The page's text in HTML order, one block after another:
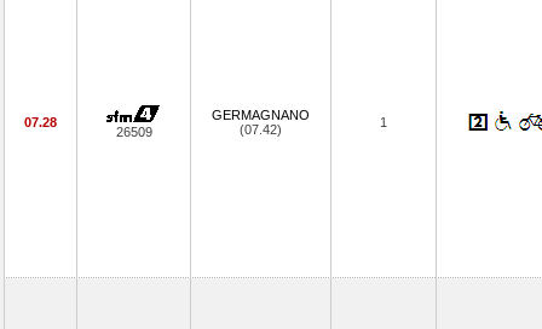
07.28
26509
GERMAGNANO
(07.42)
1